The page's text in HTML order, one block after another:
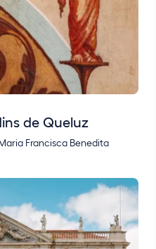
de Queluz
Francisca Benedita